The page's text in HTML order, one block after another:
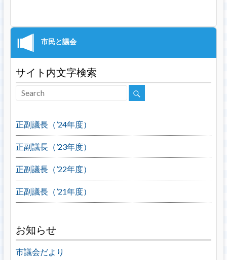
サイト内文字検索
正副議長（’24年度）
正副議長（’23年度）
正副議長（’22年度）
正副議長（’21年度）
お知らせ
市議会だより